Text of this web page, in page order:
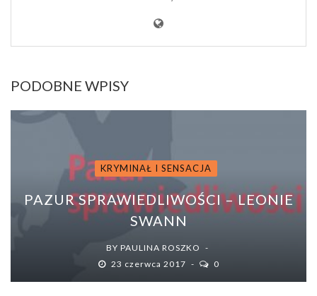
PODOBNE WPISY
KRYMINAŁ I SENSACJA
PAZUR SPRAWIEDLIWOŚCI – LEONIE
SWANN
BY PAULINA ROSZKO
23 czerwca 2017
0